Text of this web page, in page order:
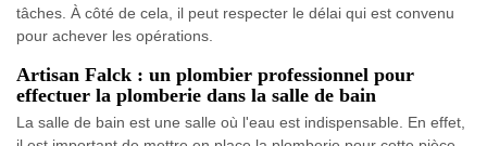
tâches. À côté de cela, il peut respecter le délai qui est convenu
pour achever les opérations.
Artisan Falck : un plombier professionnel pour
effectuer la plomberie dans la salle de bain
La salle de bain est une salle où l'eau est indispensable. En effet,